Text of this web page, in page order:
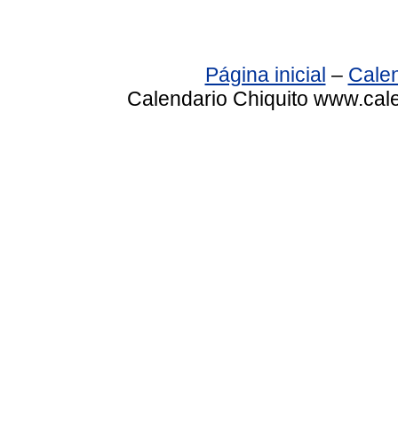
Página inicial –
Calendario Chiquito